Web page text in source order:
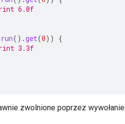
6.0f
run().get(0))
{
3.3f
zwolnione poprzez wywołanie